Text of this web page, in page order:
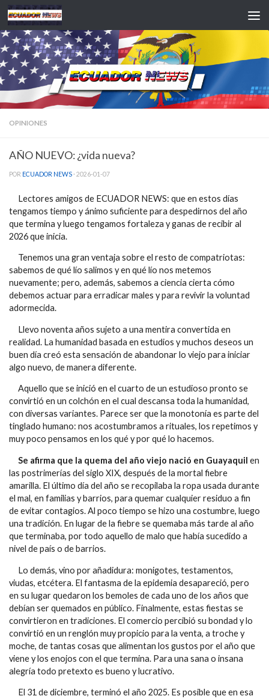
Saltar al contenido
OPINIONES
AÑO NUEVO: ¿vida nueva?
POR ECUADOR NEWS · 2026-01-07
Lectores amigos de ECUADOR NEWS: que en estos días
tengamos tiempo y ánimo suficiente para despedirnos del año
que termina y luego tengamos fortaleza y ganas de recibir al
2026 que inicia.
Tenemos una gran ventaja sobre el resto de compatriotas:
sabemos de qué lío salimos y en qué lío nos metemos
nuevamente; pero, además, sabemos a ciencia cierta cómo
debemos actuar para erradicar males y para revivir la voluntad
adormecida.
Llevo noventa años sujeto a una mentira convertida en
realidad. La humanidad basada en estudios y muchos deseos un
buen día creó esta sensación de abandonar lo viejo para iniciar
algo nuevo, de manera diferente.
Aquello que se inició en el cuarto de un estudioso pronto se
convirtió en un colchón en el cual descansa toda la humanidad,
con diversas variantes. Parece ser que la monotonía es parte del
tinglado humano: nos acostumbramos a rituales, los repetimos y
muy poco pensamos en los qué y por qué lo hacemos.
Se afirma que la quema del año viejo nació en Guayaquil en
las postrimerías del siglo XIX, después de la mortal fiebre
amarilla. El último día del año se recopilaba la ropa usada durante
el mal, en familias y barrios, para quemar cualquier residuo a fin
de evitar contagios. Al poco tiempo se hizo una costumbre, luego
una tradición. En lugar de la fiebre se quemaba más tarde al año
que terminaba, por todo aquello de malo que había sucedido a
nivel de país o de barrios.
Lo demás, vino por añadidura: monigotes, testamentos,
viudas, etcétera. El fantasma de la epidemia desapareció, pero
en su lugar quedaron los bemoles de cada uno de los años que
debían ser quemados en público. Finalmente, estas fiestas se
convirtieron en tradiciones. El comercio percibió su bondad y lo
convirtió en un renglón muy propicio para la venta, a troche y
moche, de tantas cosas que alimentan los gustos por el año que
viene y los enojos con el que termina. Para una sana o insana
alegría todo pretexto es bueno y lucrativo.
El 31 de diciembre, terminó el año 2025. Es posible que en esa